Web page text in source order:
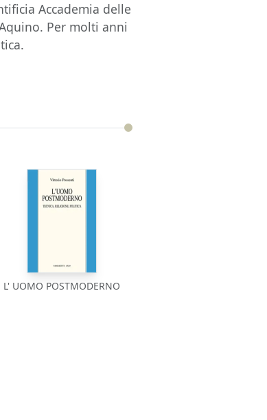
Accademia delle
Per molti anni
L' UOMO POSTMODERNO